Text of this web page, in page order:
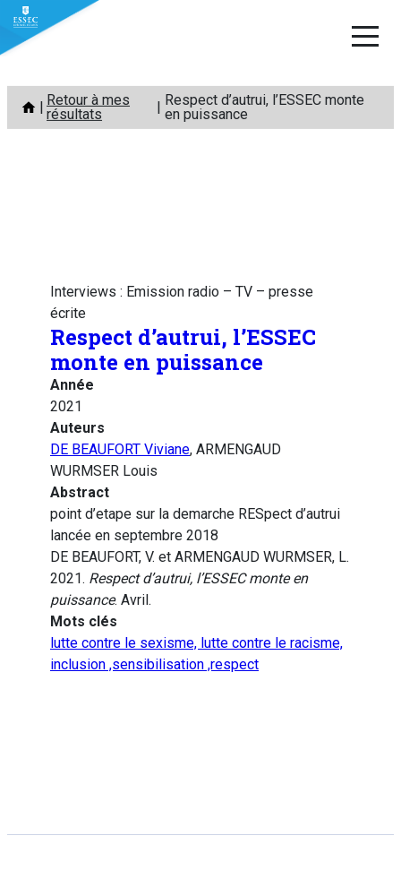
Aller
contenu
Retour à mes
résultats
Respect d’autrui, l’ESSEC monte
en puissance
Interviews : Emission radio – TV – presse
écrite
Respect d’autrui, l’ESSEC
monte en puissance
Année
2021
Auteurs
DE BEAUFORT Viviane, ARMENGAUD
WURMSER Louis
Abstract
point d’etape sur la demarche RESpect d’autrui
lancée en septembre 2018
DE BEAUFORT, V. et ARMENGAUD WURMSER, L.
2021. Respect d’autrui, l’ESSEC monte en
puissance. Avril.
Mots clés
lutte contre le sexisme, lutte contre le racisme,
inclusion ,sensibilisation ,respect